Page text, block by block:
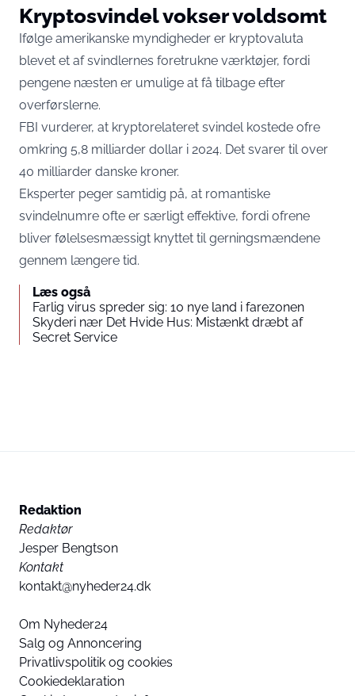
Kryptosvindel vokser voldsomt
Ifølge amerikanske myndigheder er kryptovaluta
blevet et af svindlernes foretrukne værktøjer, fordi
pengene næsten er umulige at få tilbage efter
overførslerne.
FBI vurderer, at kryptorelateret svindel kostede ofre
omkring 5,8 milliarder dollar i 2024. Det svarer til over
40 milliarder danske kroner.
Eksperter peger samtidig på, at romantiske
svindelnumre ofte er særligt effektive, fordi ofrene
bliver følelsesmæssigt knyttet til gerningsmændene
gennem længere tid.
Læs også
Farlig virus spreder sig: 10 nye land i farezonen
Skyderi nær Det Hvide Hus: Mistænkt dræbt af
Secret Service
Redaktion
Redaktør
Jesper Bengtson
Kontakt
kontakt@nyheder24.dk
Om Nyheder24
Salg og Annoncering
Privatlivspolitik og cookies
Cookiedeklaration